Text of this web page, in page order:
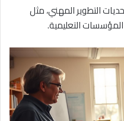
التطوير المهني، مثل
التعليمية.